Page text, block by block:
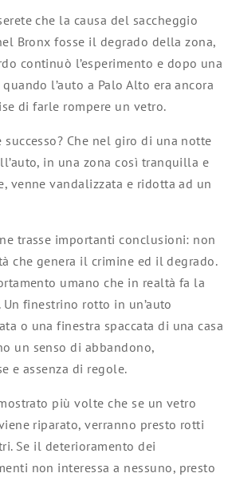
che la causa del saccheggio
Bronx fosse il degrado della zona,
continuò l’esperimento e dopo una
l’auto a Palo Alto era ancora
di farle rompere un vetro.
successo? Che nel giro di una notte
in una zona così tranquilla e
venne vandalizzata e ridotta ad un
trasse importanti conclusioni: non
che genera il crimine ed il degrado.
umano che in realtà fa la
Un finestrino rotto in un’auto
o una finestra spaccata di una casa
un senso di abbandono,
e assenza di regole.
più volte che se un vetro
riparato, verranno presto rotti
Se il deterioramento dei
non interessa a nessuno, presto